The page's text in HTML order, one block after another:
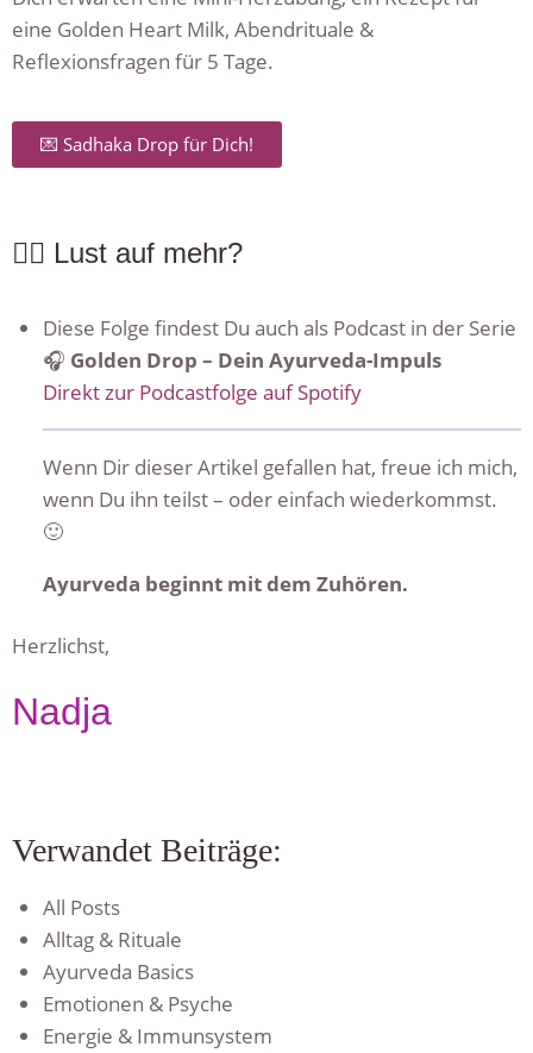
eine Golden Heart Milk, Abendrituale &
Reflexionsfragen für 5 Tage.
💌 Sadhaka Drop für Dich!
🧘‍♀️ Lust auf mehr?
Diese Folge findest Du auch als Podcast in der Serie
🎧 Golden Drop – Dein Ayurveda-Impuls
Direkt zur Podcastfolge auf Spotify
Wenn Dir dieser Artikel gefallen hat, freue ich mich,
wenn Du ihn teilst – oder einfach wiederkommst.
🙂
Ayurveda beginnt mit dem Zuhören.
Herzlichst,
Nadja
Verwandet Beiträge:
All Posts
Alltag & Rituale
Ayurveda Basics
Emotionen & Psyche
Energie & Immunsystem